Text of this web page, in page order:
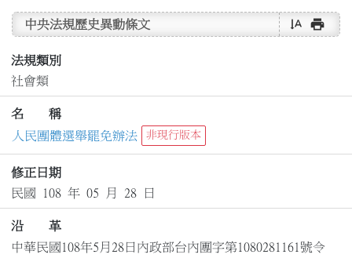
中央法規歷史異動條文 text_rotate_vertical print
法規類別
社會類
名 稱
人民團體選舉罷免辦法
非現行版本
修正日期
民國 108 年 05 月 28 日
沿 革
中華民國108年5月28日內政部台內團字第1080281161號令